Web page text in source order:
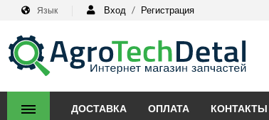
Язык Вход / Регистрация
ДОСТАВКА ОПЛАТА КОНТАКТЫ